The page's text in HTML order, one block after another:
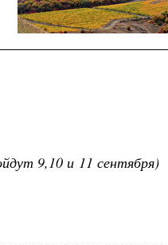
9,10 и 11 сентября)